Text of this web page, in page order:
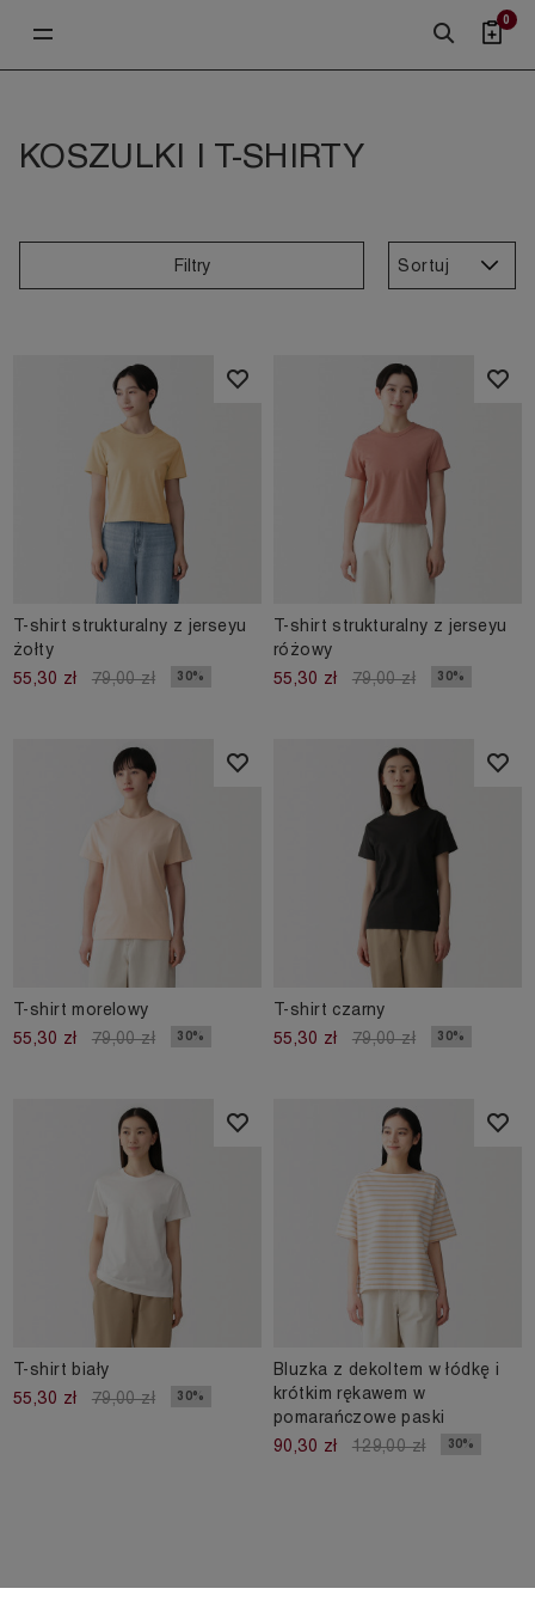
0
KOSZULKI I T-SHIRTY
Filtry Sortuj
T-shirt strukturalny z jerseyu
żołty
55,30 zł
79,00 zł 30%
T-shirt strukturalny z jerseyu
różowy
55,30 zł
79,00 zł 30%
T-shirt morelowy
55,30 zł
79,00 zł 30%
T-shirt czarny
55,30 zł
79,00 zł 30%
T-shirt biały
55,30 zł
79,00 zł 30%
Bluzka z dekoltem w łódkę i
krótkim rękawem w
pomarańczowe paski
90,30 zł
129,00 zł 30%